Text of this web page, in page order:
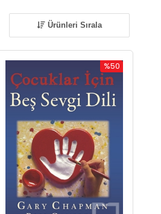
Ürünleri Sırala
%50
İndirim
%50İndirim